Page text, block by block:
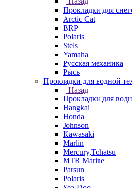
Прокладки для
Arctic Cat
BRP
Polaris
Stels
Yamaha
Русская механика
Рысь
Прокладки для водной
Назад
Прокладки для
Hangkai
Honda
Johnson
Kawasaki
Marlin
Mercury,Tohatsu
MTR Marine
Parsun
Polaris